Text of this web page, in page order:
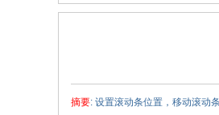
销
摘要: 设置滚动条位置，移动滚动条